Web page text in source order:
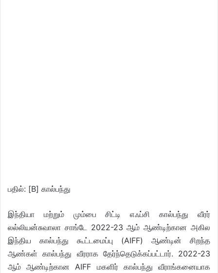
பதில்: [B] கால்பந்து
இந்தியா மற்றும் மும்பை சிட்டி எஃப்சி கால்பந்து வீரர்
லல்லியன்சுவாலா சாங்டே 2022-23 ஆம் ஆண்டிற்கான அகில
இந்திய கால்பந்து கூட்டமைப்பு (AIFF) ஆண்டின் சிறந்த
ஆண்கள் கால்பந்து வீரராக தேர்ந்தெடுக்கப்பட்டார். 2022-23
ஆம் ஆண்டிற்கான AIFF மகளிர் கால்பந்து வீராங்கனையாக